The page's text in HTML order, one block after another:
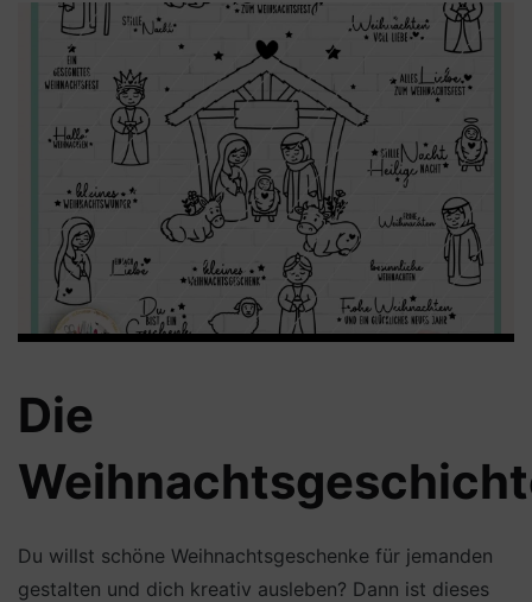
Die
Du willst schöne Weihnachtsgeschenke für jemanden
gestalten und dich kreativ ausleben? Dann ist dieses